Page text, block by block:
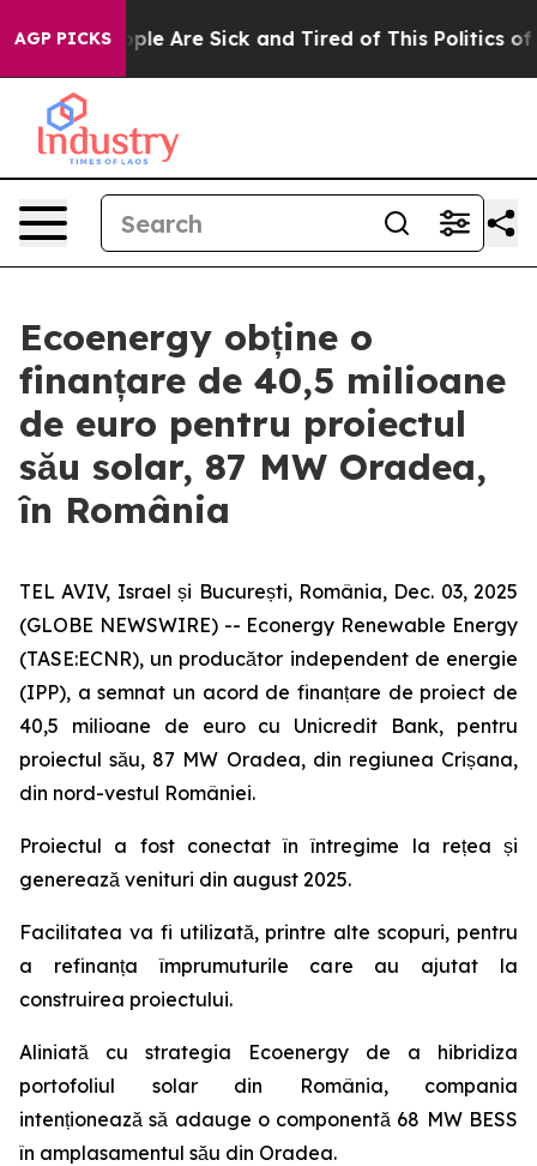
AGP PICKS
“People Are Sick and Tired of This Politics of
Ecoenergy obține o
finanțare de 40,5 milioane
de euro pentru proiectul
său solar, 87 MW Oradea,
în România
TEL AVIV, Israel și București, România, Dec. 03, 2025
(GLOBE NEWSWIRE) -- Econergy Renewable Energy
(TASE:ECNR), un producător independent de energie
(IPP), a semnat un acord de finanțare de proiect de
40,5 milioane de euro cu Unicredit Bank, pentru
proiectul său, 87 MW Oradea, din regiunea Crișana,
din nord-vestul României.
Proiectul a fost conectat în întregime la rețea și
generează venituri din august 2025.
Facilitatea va fi utilizată, printre alte scopuri, pentru
a refinanța împrumuturile care au ajutat la
construirea proiectului.
Aliniată cu strategia Ecoenergy de a hibridiza
portofoliul solar din România, compania
intenționează să adauge o componentă 68 MW BESS
în amplasamentul său din Oradea.